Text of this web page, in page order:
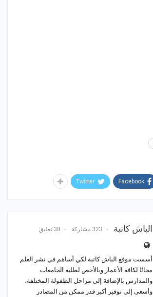
Facebook
Twitter
الباش كاتبة 323 مشاركة 38 تعليق
أسست موقع الباش كاتبة لكي أساهم في نشر العلم
مجانًا لكافة الأعمار وبالأخص لطلبة الجامعات
والمدارس بالإضافة إلى مراحل الطفولة المختلفة،
وأسعى إلى توفير أكبر قدر ممكن من المصادر